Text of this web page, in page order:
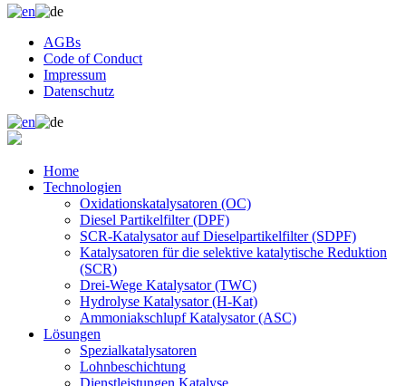
AGBs
Code of Conduct
Impressum
Datenschutz
Home
Technologien
Oxidationskatalysatoren (OC)
Diesel Partikelfilter (DPF)
SCR-Katalysator auf Dieselpartikelfilter (SDPF)
Katalysatoren für die selektive katalytische Reduktion
(SCR)
Drei-Wege Katalysator (TWC)
Hydrolyse Katalysator (H-Kat)
Ammoniakschlupf Katalysator (ASC)
Lösungen
Spezialkatalysatoren
Lohnbeschichtung
Dienstleistungen Katalyse